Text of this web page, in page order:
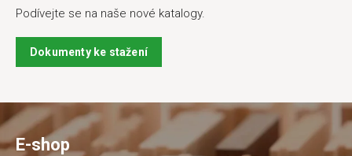
Podívejte se na naše nové katalogy.
Dokumenty ke stažení
E-shop